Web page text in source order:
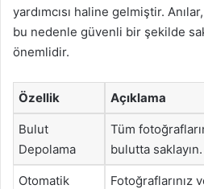
yardımcısı haline gelmiştir.
bu nedenle güvenli bir şekilde
önemlidir.
Özellik Açıklama
Bulut
Depolama
Tüm
bulutta saklayın.
Otomatik
Fotoğraflarınız